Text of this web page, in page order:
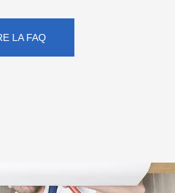
LA FAQ